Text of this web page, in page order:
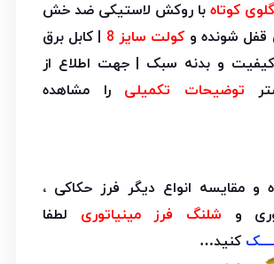
گلوی کوتاهبا روکش لاستیکی ضد خش
قفل شونده و کولت سایز 8
| کابل برق
کیفیت و بدنه سبک | جهت اطلاع از
توضیحات تکمیلی را مشاهده
مقایسه انواع دیگر فرز حکاکی ،
و شلنگ فرز مینیاتوری لطفا
کنید…